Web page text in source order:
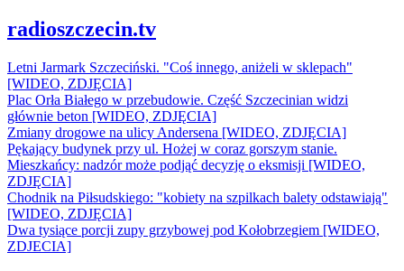
radioszczecin.tv
Letni Jarmark Szczeciński. "Coś innego, aniżeli w sklepach"
[WIDEO, ZDJĘCIA]
Plac Orła Białego w przebudowie. Część Szczecinian widzi
głównie beton [WIDEO, ZDJĘCIA]
Zmiany drogowe na ulicy Andersena [WIDEO, ZDJĘCIA]
Pękający budynek przy ul. Hożej w coraz gorszym stanie.
Mieszkańcy: nadzór może podjąć decyzję o eksmisji [WIDEO,
ZDJĘCIA]
Chodnik na Piłsudskiego: "kobiety na szpilkach balety odstawiają"
[WIDEO, ZDJĘCIA]
Dwa tysiące porcji zupy grzybowej pod Kołobrzegiem [WIDEO,
ZDJECIA]